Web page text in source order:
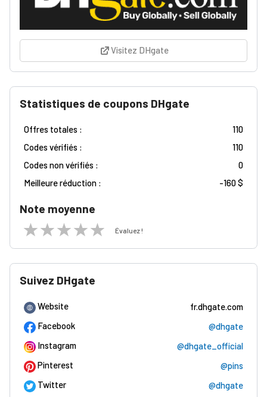
Visitez DHgate
Statistiques de coupons DHgate
Offres totales :
110
Codes vérifiés :
110
Codes non vérifiés :
0
Meilleure réduction :
-160 $
Note moyenne
Évaluez !
Suivez DHgate
Website
fr.dhgate.com
Facebook
@dhgate
Instagram
@dhgate_official
Pinterest
@pins
Twitter
@dhgate